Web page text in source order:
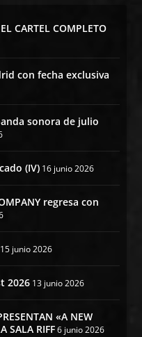
CARTEL COMPLETO
con fecha exclusiva
sonora de julio
(IV) 16 junio 2026
regresa con
15 junio 2026
2026 13 junio 2026
«A NEW
SALA RIFF 6 junio 2026